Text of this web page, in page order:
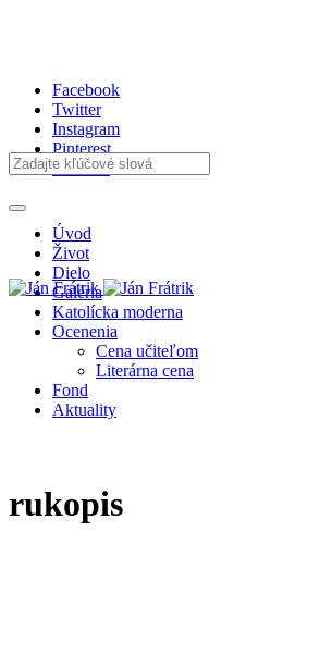
Facebook
Twitter
Instagram
Pinterest
Youtube
Úvod
Život
Dielo
Galéria
Katolícka moderna
Ocenenia
Cena učiteľom
Literárna cena
Fond
Aktuality
rukopis